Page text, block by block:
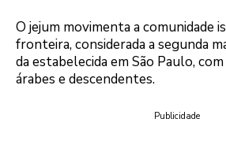
O jejum movimenta a comunidade
fronteira, considerada a segunda
da estabelecida em São Paulo,
árabes e descendentes.
Publicidade